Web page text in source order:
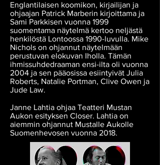
Englantilaisen koomikon, kirjailijan ja
ohjaajan Patrick Marberin kirjoittama ja
Sami Parkkisen vuonna 1999
suomentama näytelmä kertoo neljästä
henkilöstä Lontoossa 1990-luvulla. Mike
Nichols on ohjannut näytelmään
perustuvan elokuvan Iholla. Tämän
ihmissuhdedraaman ensi-ilta oli vuonna
2004 ja sen pääosissa esiintyivät Julia
Roberts, Natalie Portman, Clive Owen ja
Jude Law.
Janne Lahtia ohjaa Teatteri Mustan
Aukon esityksen Closer. Lahtia on
aiemmin ohjannut Mustalle Aukolle
Suomenhevosen vuonna 2018.